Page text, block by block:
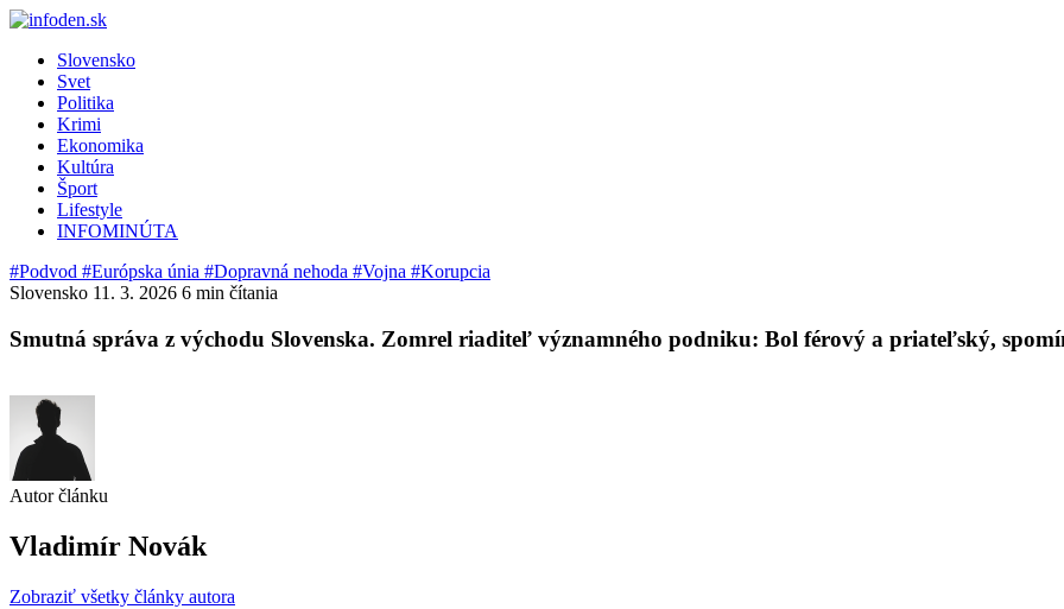
Slovensko
Svet
Politika
Krimi
Ekonomika
Kultúra
Šport
Lifestyle
INFOMINÚTA
#Podvod #Európska únia #Dopravná nehoda #Vojna #Korupcia
Slovensko 11. 3. 2026 6 min čítania
Smutná správa z východu Slovenska. Zomrel riaditeľ významného podniku: Bol férový a priateľský,
Autor článku
Vladimír Novák
Zobraziť všetky články autora